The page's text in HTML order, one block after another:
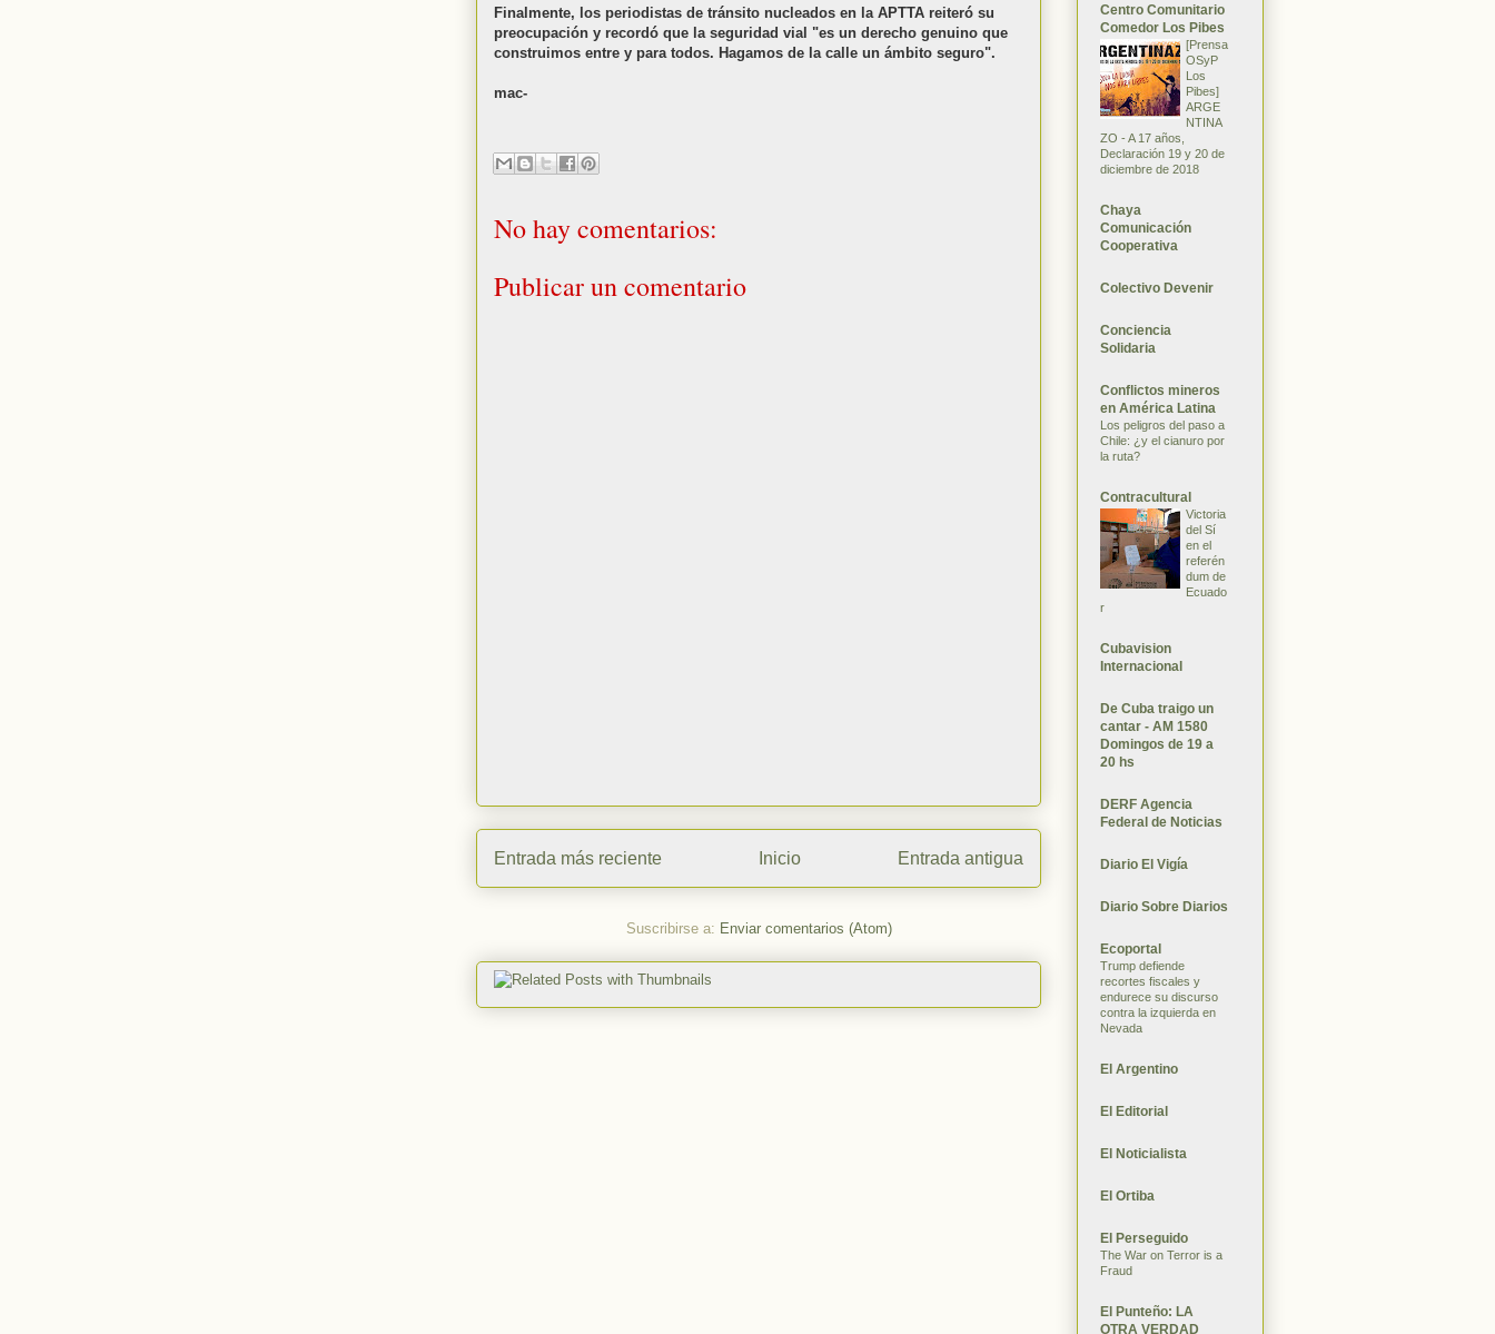
Finalmente, los periodistas de tránsito nucleados en laAPTTA reiteró su
preocupación y recordó que la seguridad vial "es un derecho genuino que
construimos entre y para todos. Hagamos de la calle un ámbito seguro".
mac-
No hay comentarios:
Publicar un comentario
Entrada más reciente Entrada antigua
Inicio
Suscribirse a: Enviar comentarios (Atom)
Centro Comunitario
Comedor Los Pibes
[Prensa
OSyP
Los
Pibes]
ARGE
NTINA
ZO - A 17 años,
Declaración 19 y 20 de
diciembre de 2018
Chaya
Comunicación
Cooperativa
Colectivo Devenir
Conciencia
Solidaria
Conflictos mineros
en América Latina
Los peligros del paso a
Chile: ¿y el cianuro por
la ruta?
Contracultural
Victoria
del Sí
en el
referén
dum de
Ecuado
r
Cubavision
Internacional
De Cuba traigo un
cantar - AM 1580
Domingos de 19 a
20 hs
DERF Agencia
Federal de Noticias
Diario El Vigía
Diario Sobre Diarios
Ecoportal
Trump defiende
recortes fiscales y
endurece su discurso
contra la izquierda en
Nevada
El Argentino
El Editorial
El Noticialista
El Ortiba
El Perseguido
The War on Terror is a
Fraud
El Punteño: LA
OTRA VERDAD